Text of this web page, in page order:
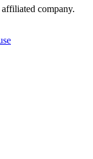
company.